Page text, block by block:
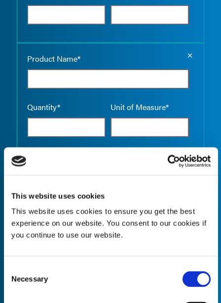
This website uses cookies
This website uses cookies to ensure you get the best
experience on our website. You consent to our cookies if
you continue to use our website.
Selection
Necessary
Product Name*
Quantity* Unit of Measure*
Quantity* Unit of Measure*
Empty
Product Name* Empty